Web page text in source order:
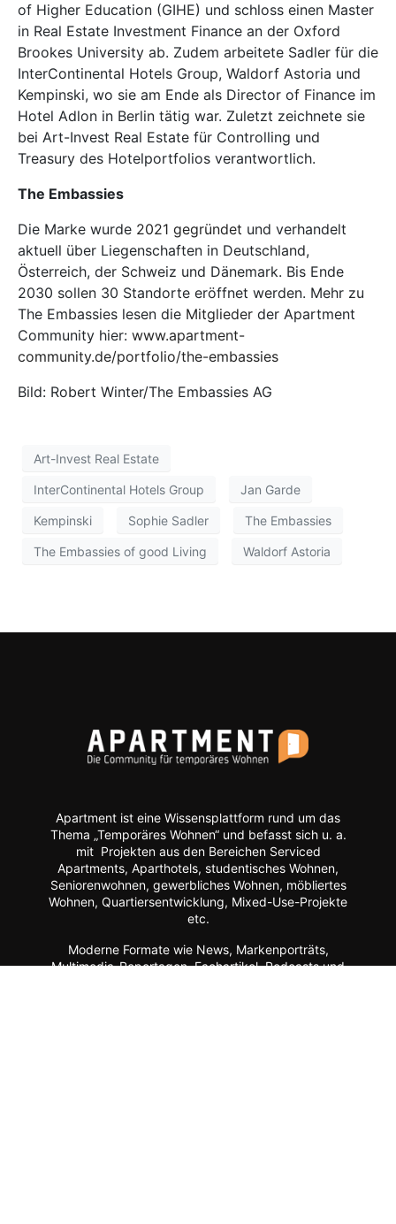
of Higher Education (GIHE) und schloss einen Master
in Real Estate Investment Finance an der Oxford
Brookes University ab. Zudem arbeitete Sadler für die
InterContinental Hotels Group, Waldorf Astoria und
Kempinski, wo sie am Ende als Director of Finance im
Hotel Adlon in Berlin tätig war. Zuletzt zeichnete sie
bei Art-Invest Real Estate für Controlling und
Treasury des Hotelportfolios verantwortlich.
The Embassies
Die Marke wurde 2021 gegründet und verhandelt
aktuell über Liegenschaften in Deutschland,
Österreich, der Schweiz und Dänemark. Bis Ende
2030 sollen 30 Standorte eröffnet werden. Mehr zu
The Embassies lesen die Mitglieder der Apartment
Community hier: www.apartment-
community.de/portfolio/the-embassies
Bild: Robert Winter/The Embassies AG
Art-Invest Real Estate
InterContinental Hotels Group Jan Garde
Kempinski Sophie Sadler The Embassies
The Embassies of good Living Waldorf Astoria
Apartment ist eine Wissensplattform rund um das
Thema „Temporäres Wohnen“ und befasst sich u. a.
mit Projekten aus den Bereichen Serviced
Apartments, Aparthotels, studentisches Wohnen,
Seniorenwohnen, gewerbliches Wohnen, möbliertes
Wohnen, Quartiersentwicklung, Mixed-Use-Projekte
etc.
Moderne Formate wie News, Markenporträts,
Multimedia-Reportagen, Fachartikel, Podcasts und